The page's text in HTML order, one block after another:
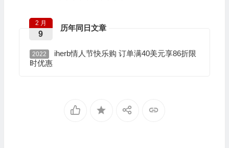
历年同日文章
2 月
9
2022
iherb情人节快乐购 订单满40美元享86折限
时优惠